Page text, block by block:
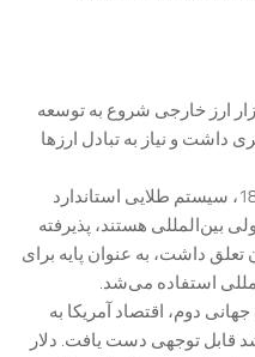
ارز خارجی شروع به توسعه
و نیاز به تبادل ارزها
اعمال استانداردهای طلا: در سال 1875، سیستم طلایی استاندارد
هستند، پذیرفته
داشت، به عنوان پایه برای
استفاده می‌شد.
دوم، اقتصاد آمریکا به
قابل توجهی دست یافت. دلار